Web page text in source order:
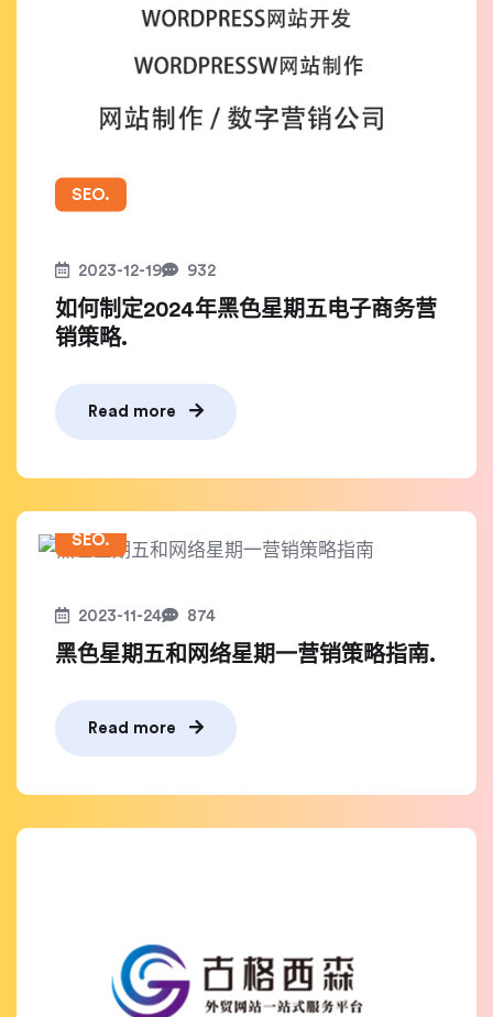
SEO.
2023-12-19 932
如何制定2024年黑色星期五电子商务营
销策略.
Read more
SEO.
2023-11-24 874
黑色星期五和网络星期一营销策略指南.
Read more